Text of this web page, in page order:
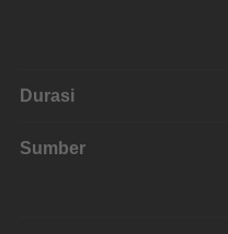
Durasi
Sumber